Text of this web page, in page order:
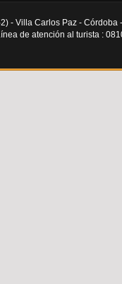
- Villa Carlos Paz - Córdoba
de atención al turista :